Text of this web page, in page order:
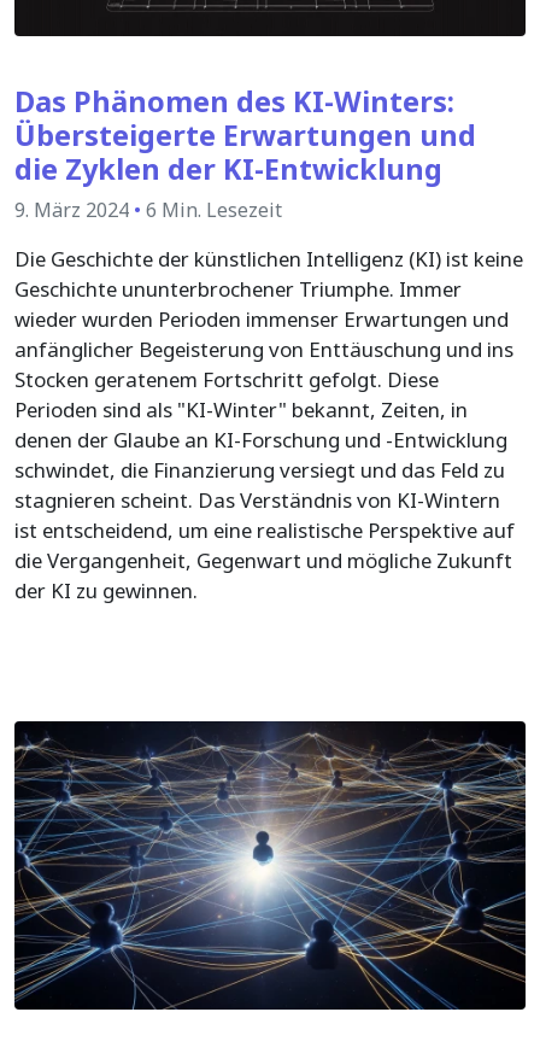
Das Phänomen des KI-Winters:
Übersteigerte Erwartungen und
die Zyklen der KI-Entwicklung
9. März 2024 • 6 Min. Lesezeit
Die Geschichte der künstlichen Intelligenz (KI) ist keine
Geschichte ununterbrochener Triumphe. Immer
wieder wurden Perioden immenser Erwartungen und
anfänglicher Begeisterung von Enttäuschung und ins
Stocken geratenem Fortschritt gefolgt. Diese
Perioden sind als "KI-Winter" bekannt, Zeiten, in
denen der Glaube an KI-Forschung und -Entwicklung
schwindet, die Finanzierung versiegt und das Feld zu
stagnieren scheint. Das Verständnis von KI-Wintern
ist entscheidend, um eine realistische Perspektive auf
die Vergangenheit, Gegenwart und mögliche Zukunft
der KI zu gewinnen.